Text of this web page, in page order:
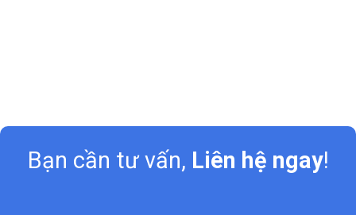
Bạn cần tư vấn, Liên hệ ngay!